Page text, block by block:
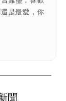
是最愛，你
聞